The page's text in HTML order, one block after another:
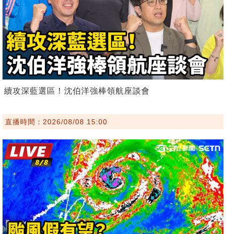
續攻深藍選區！沈伯洋強棒領航座談會
直播時間：2026/08/08 15:00